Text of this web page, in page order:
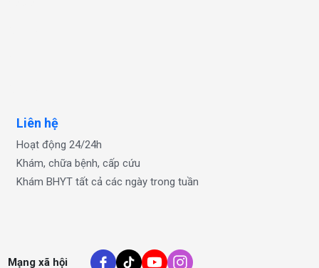
Liên hệ
Hoạt động 24/24h
Khám, chữa bệnh, cấp cứu
Khám BHYT tất cả các ngày trong tuần
Mạng xã hội